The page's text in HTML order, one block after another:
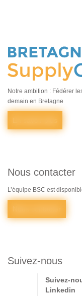
Notre ambition : Fédérer
demain en Bretagne
Nous contacter
L’équipe BSC est
Suivez-nous
Suivez-
Linkedin